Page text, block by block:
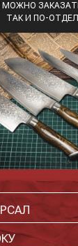
МОЖНО
ТАК И ПО-